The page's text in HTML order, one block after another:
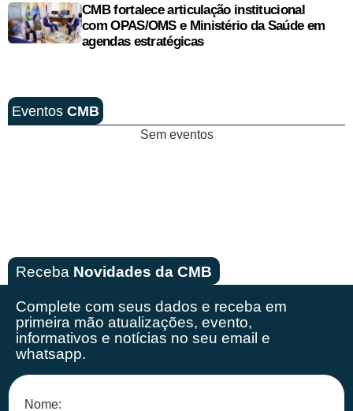
CMB fortalece articulação institucional
com OPAS/OMS e Ministério da Saúde em
agendas estratégicas
Eventos CMB
Sem eventos
Receba Novidades da CMB
Complete com seus dados e receba em
primeira mão atualizações, evento,
informativos e notícias no seu email e
whatsapp.
Nome: